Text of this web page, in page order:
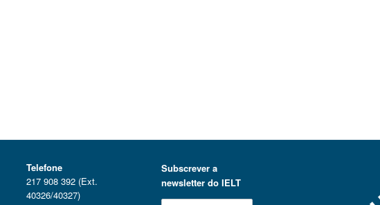
Telefone
217 908 392 (Ext.
40326/40327)
Subscrever a
newsletter do IELT